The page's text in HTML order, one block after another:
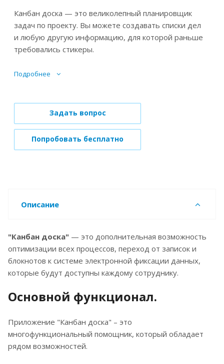
Канбан доска — это великолепный планировщик
задач по проекту. Вы можете создавать списки дел
и любую другую информацию, для которой раньше
требовались стикеры.
Подробнее
Задать вопрос
Попробовать бесплатно
Описание
"Канбан доска" — это дополнительная возможность
оптимизации всех процессов, переход от записок и
блокнотов к системе электронной фиксации данных,
которые будут доступны каждому сотруднику.
Основной функционал.
Приложение "Канбан доска" – это
многофункциональный помощник, который обладает
рядом возможностей.